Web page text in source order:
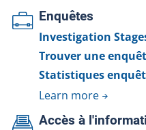
Enquêtes
Investigation
Trouver une
Statistiques
Learn more
Accès à